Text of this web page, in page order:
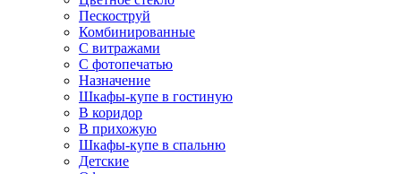
Пескоструй
Комбинированные
С витражами
С фотопечатью
Назначение
Шкафы-купе в гостиную
В коридор
В прихожую
Шкафы-купе в спальню
Детские